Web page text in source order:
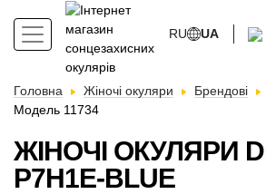
RU UA
Головна Жіночі окуляри Брендові
Модель 11734
ЖІНОЧІ ОКУЛЯРИ
P7H1E-BLUE